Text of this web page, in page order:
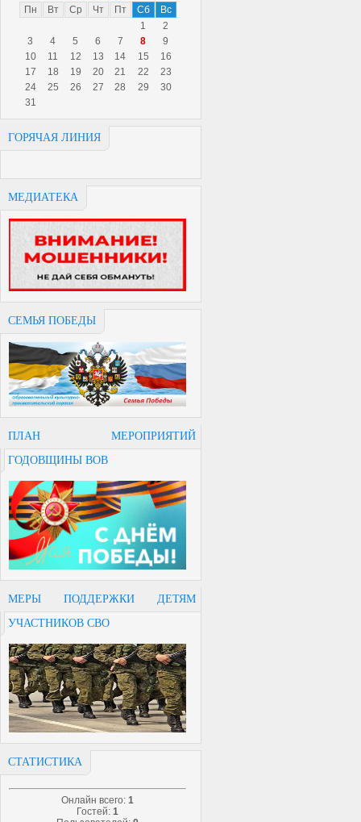
Пн
Вт Ср Чт Пт Сб
Вс
1
2
3
4 5 6 7 8
9
10
11 12 13 14 15
16
17
18 19 20 21 22
23
24
25 26 27 28 29
30
31
ГОРЯЧАЯ ЛИНИЯ
МЕДИАТЕКА
СЕМЬЯ ПОБЕДЫ
ПЛАН МЕРОПРИЯТИЙ
ГОДОВЩИНЫ ВОВ
МЕРЫ ПОДДЕРЖКИ ДЕТЯМ
УЧАСТНИКОВ СВО
СТАТИСТИКА
Онлайн всего: 1
Гостей: 1